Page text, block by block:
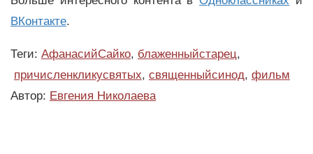
ВКонтакте.
Теги: АфанасийСайко, блаженныйстарец,
причисленкликусвятых, священныйсинод, фильм
Автор: Евгения Николаева